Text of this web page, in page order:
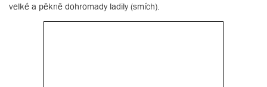
velké a pěkně dohromady ladily (smích).